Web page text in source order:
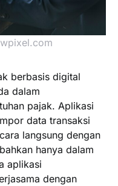
berbasis digital
dalam
pajak. Aplikasi
data transaksi
langsung dengan
hanya dalam
aplikasi
dengan